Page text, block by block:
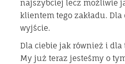
najszybciej lecz możliwie
klientem tego zakładu.
wyjście.
Dla ciebie jak również i
My już teraz jesteśmy o